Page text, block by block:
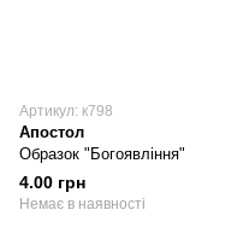
Артикул: к798
Апостол
Образок "Богоявління"
4.00 грн
Немає в наявності